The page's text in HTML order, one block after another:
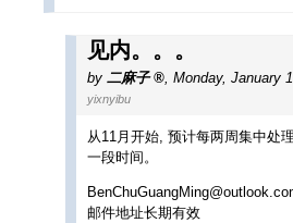
见内。。。
by 二麻子 , Monday, January
yixnyibu
从11月开始, 预计每两周集中处
一段时间。
邮件地址长期有效